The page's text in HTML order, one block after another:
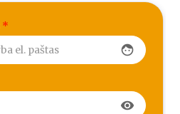
*
face
visibility